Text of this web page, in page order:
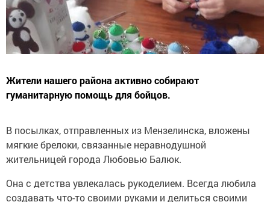
Жители нашего района активно собирают
гуманитарную помощь для бойцов.
В посылках, отправленных из Мензелинска, вложены
мягкие брелоки, связанные неравнодушной
жительницей города Любовью Балюк.
Она с детства увлекалась рукоделием. Всегда любила
создавать что-то своими руками и делиться своими